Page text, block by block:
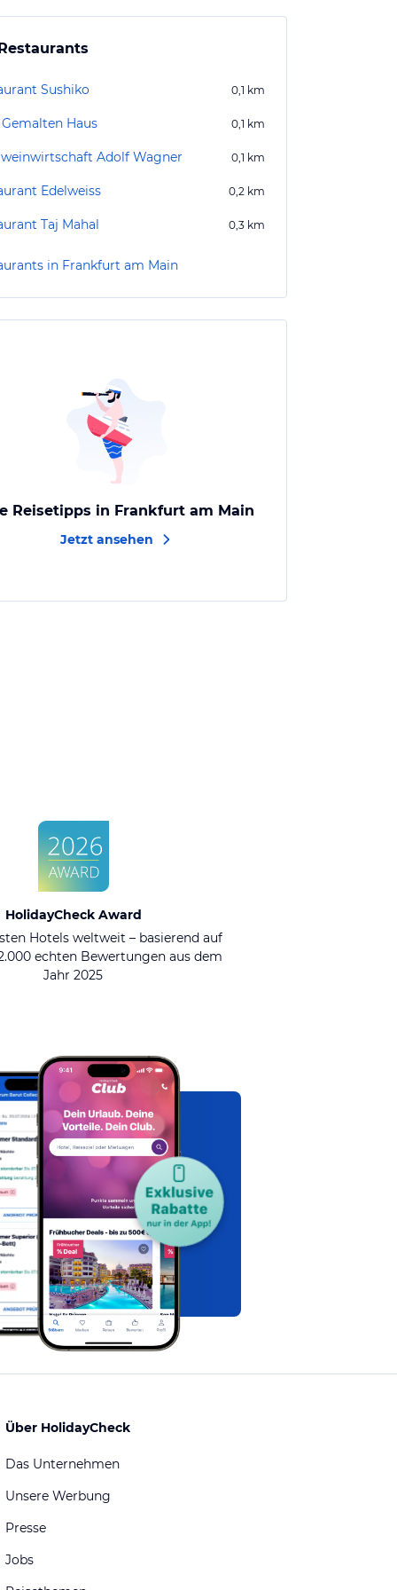
Sushiko 0,1 km
Haus 0,1 km
Adolf Wagner 0,1 km
Edelweiss 0,2 km
Taj Mahal 0,3 km
in Frankfurt am Main
Reisetipps in Frankfurt am Main
Jetzt ansehen
HolidayCheck Award
Hotels weltweit – basierend auf
echten Bewertungen aus dem
Jahr 2025
Über HolidayCheck
Das Unternehmen
Unsere Werbung
Presse
Jobs